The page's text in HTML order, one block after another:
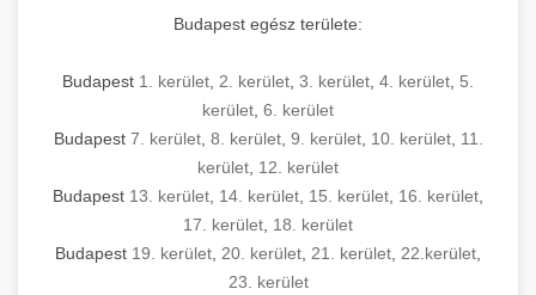
Budapest egész területe:
Budapest 1. kerület 2. kerület 3. kerület 4. kerület 5.
kerület 6. kerület
Budapest 7. kerület, 8. kerület, 9. kerület, 10. kerület, 11.
kerület 12. kerület
Budapest 13. kerület 14. kerület 15. kerület 16. kerület
17. kerület 18. kerület
Budapest 19. kerület 20. kerület 21. kerület 22.kerület
23. kerület